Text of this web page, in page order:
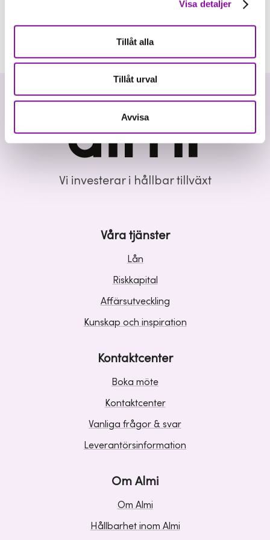
Visa detaljer
Tillåt alla
Tillåt urval
Avvisa
Vi investerar i hållbar tillväxt
Våra tjänster
Lån
Riskkapital
Affärsutveckling
Kunskap och inspiration
Kontaktcenter
Boka möte
Kontaktcenter
Vanliga frågor & svar
Leverantörsinformation
Om Almi
Om Almi
Hållbarhet inom Almi